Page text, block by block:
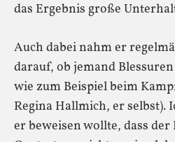
das Ergebnis große
Auch dabei nahm er
darauf, ob jemand
wie zum Beispiel beim
Regina Hallmich, er selbst).
er beweisen wollte, dass